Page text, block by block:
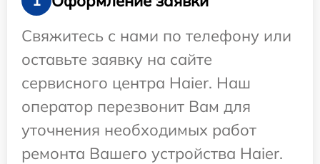
Свяжитесь с нами по телефону или
оставьте заявку на сайте
сервисного центра Haier. Наш
оператор перезвонит Вам для
уточнения необходимых работ
ремонта Вашего устройства Haier.